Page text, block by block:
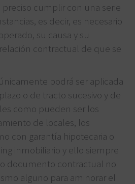
cumplir con una serie
es decir, es necesario
su causa y su
contractual de que se
podrá ser aplicada
o de tracto sucesivo y de
como pueden ser los
de locales, los
con garantía hipotecaria o
inmobiliario y ello siempre
documento contractual no
alguno para aminorar el